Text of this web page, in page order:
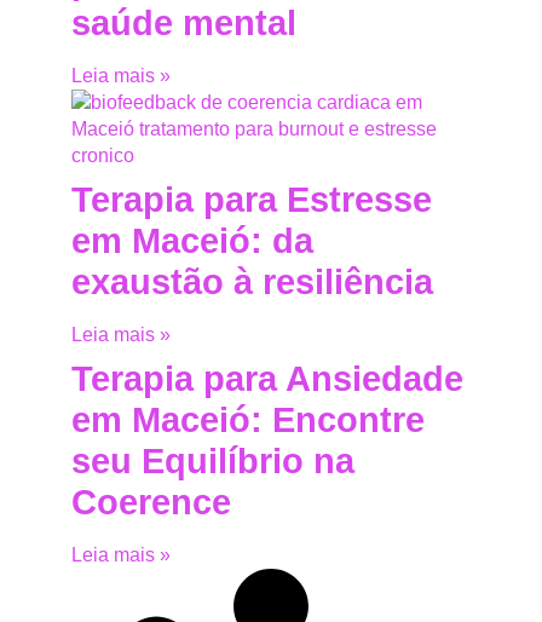
saúde mental
Leia mais »
Terapia para Estresse
em Maceió: da
exaustão à resiliência
Leia mais »
Terapia para Ansiedade
em Maceió: Encontre
seu Equilíbrio na
Coerence
Leia mais »